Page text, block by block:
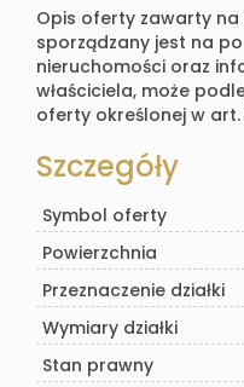
Opis oferty zawarty
sporządzany jest na
nieruchomości oraz
właściciela, może
oferty określonej w art.
Szczegóły
Symbol oferty
Powierzchnia
Przeznaczenie działki
Wymiary działki
Stan prawny